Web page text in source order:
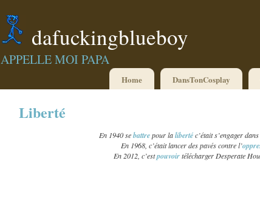
dafuckingblueboy
APPELLE MOI PAPA
Home DansTonCosplay
Liberté
En 1940 sebattrepour lalibertéc’était s’engager
En 1968, c’était lancer des pavés contre l’
En 2012, c’estpouvoirtélécharger Desperate